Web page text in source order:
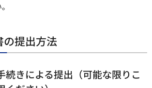
提出方法
続きによる提出（可能な限りこ